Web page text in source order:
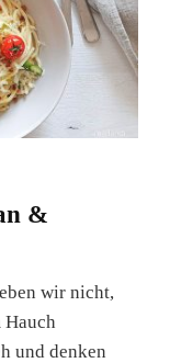
&
wir nicht,
und denken